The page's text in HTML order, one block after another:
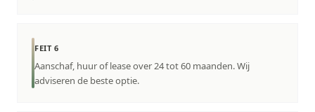
FEIT 6
Aanschaf, huur of lease over 24 tot 60 maanden. Wij
adviseren de beste optie.